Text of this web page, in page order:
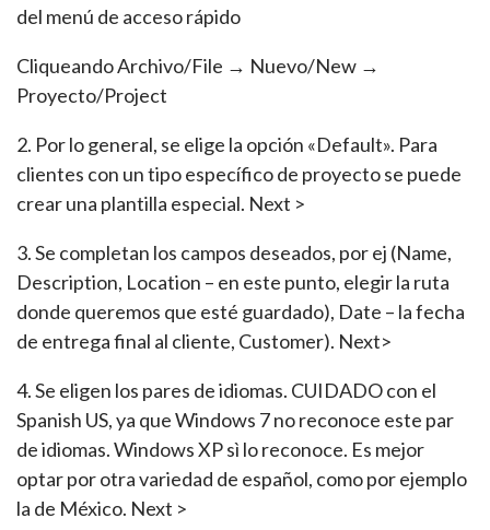
del menú de acceso rápido
Cliqueando Archivo/File → Nuevo/New →
Proyecto/Project
2. Por lo general, se elige la opción «Default». Para
clientes con un tipo específico de proyecto se puede
crear una plantilla especial. Next >
3. Se completan los campos deseados, por ej (Name,
Description, Location – en este punto, elegir la ruta
donde queremos que esté guardado), Date – la fecha
de entrega final al cliente, Customer). Next>
4. Se eligen los pares de idiomas. CUIDADO con el
Spanish US, ya que Windows 7 no reconoce este par
de idiomas. Windows XP sì lo reconoce. Es mejor
optar por otra variedad de español, como por ejemplo
la de México. Next >